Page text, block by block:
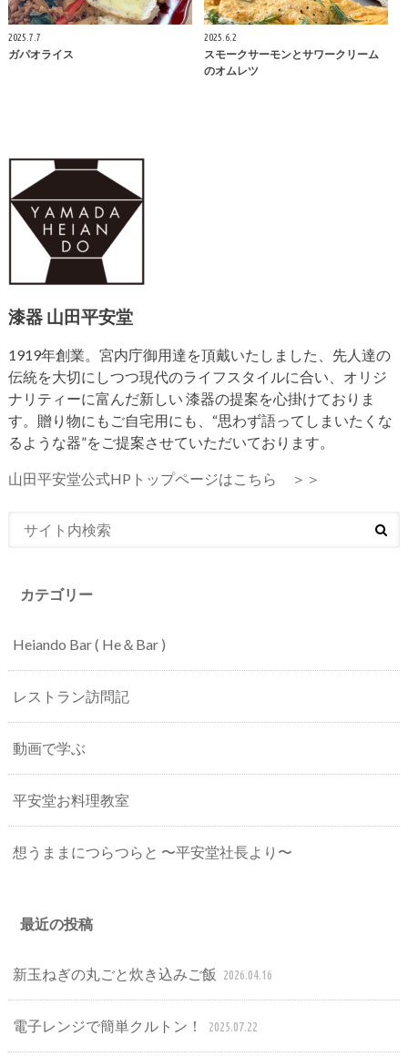
2025.7.7
ガパオライス
2025.6.2
スモークサーモンとサワークリーム
のオムレツ
漆器 山田平安堂
1919年創業。宮内庁御用達を頂戴いたしました、先人達の
伝統を大切にしつつ現代のライフスタイルに合い、オリジ
ナリティーに富んだ新しい 漆器の提案を心掛けておりま
す。贈り物にもご自宅用にも、“思わず語ってしまいたくな
るような器”をご提案させていただいております。
山田平安堂公式HPトップページはこちら ＞＞
カテゴリー
Heiando Bar ( He＆Bar )
レストラン訪問記
動画で学ぶ
平安堂お料理教室
想うままにつらつらと 〜平安堂社長より〜
最近の投稿
新玉ねぎの丸ごと炊き込みご飯 2026.04.16
電子レンジで簡単クルトン！ 2025.07.22